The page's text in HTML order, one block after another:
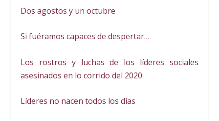
Dos agostos y un octubre
Si fuéramos capaces de despertar…
Los rostros y luchas de los líderes sociales
asesinados en lo corrido del 2020
Líderes no nacen todos los días